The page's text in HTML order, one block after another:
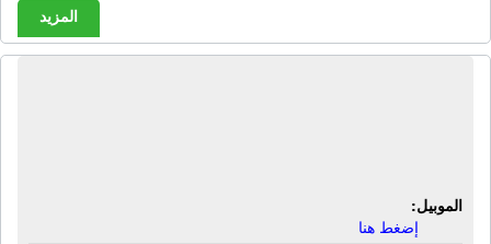
المزيد
الموبيل:
إضغط هنا